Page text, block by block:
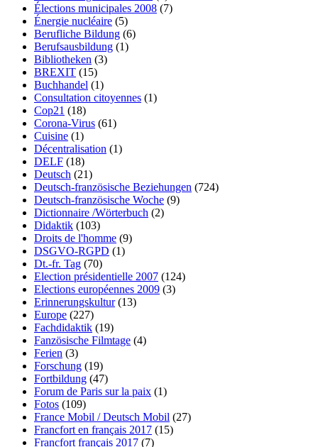
Élections municipales 2008 (7)
Énergie nucléaire (5)
Berufliche Bildung (6)
Berufsausbildung (1)
Bibliotheken (3)
BREXIT (15)
Buchhandel (1)
Consultation citoyennes (1)
Cop21 (18)
Corona-Virus (61)
Cuisine (1)
Décentralisation (1)
DELF (18)
Deutsch (21)
Deutsch-französische Beziehungen (724)
Deutsch-französische Woche (9)
Dictionnaire /Wörterbuch (2)
Didaktik (103)
Droits de l'homme (9)
DSGVO-RGPD (1)
Dt.-fr. Tag (70)
Election présidentielle 2007 (124)
Elections européennes 2009 (3)
Erinnerungskultur(13)
Europe (227)
Fachdidaktik (19)
Fanzösische Filmtage (4)
Ferien (3)
Forschung (19)
Fortbildung (47)
Forum de Paris sur la paix (1)
Fotos (109)
France Mobil / Deutsch Mobil (27)
Francfort en français 2017 (15)
Francfort français 2017 (7)